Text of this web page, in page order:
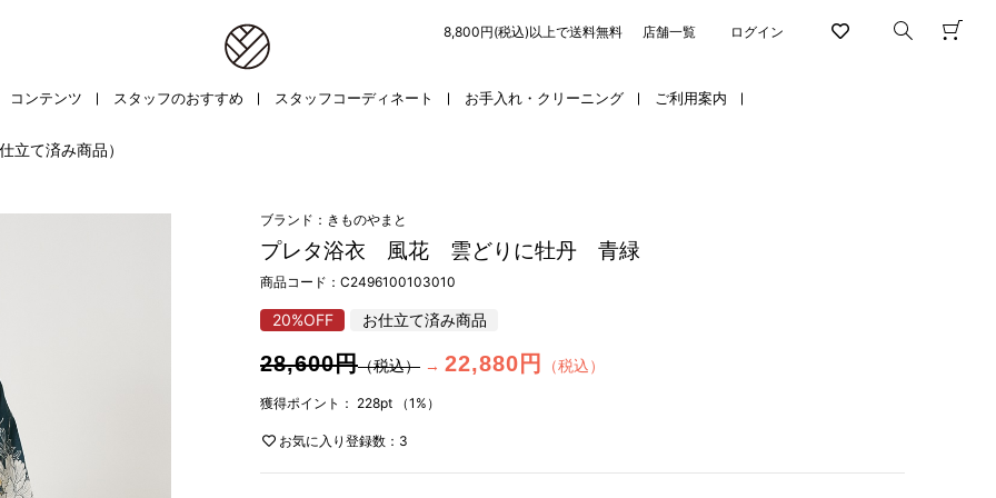
ログイン
8,800円(税込)以上で送料無料 店舗一覧
コンテンツ スタッフのおすすめ スタッフコーディネート お手入れ・クリーニング ご利用案内
立て済み商品）
ブランド：きものやまと
プレタ浴衣 風花 雲どりに牡丹 青緑
商品コード： C2496100103010
20%OFF お仕立て済み商品
28,600円（税込） → 22,880円 （税込）
獲得ポイント： 228pt （1%）
お気に入り登録数：3